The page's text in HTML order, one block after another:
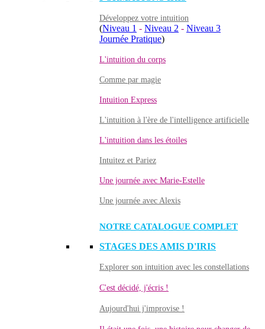
Développez votre intuition
(Niveau 1 - Niveau 2 - Niveau 3
Journée Pratique)
L'intuition du corps
Comme par magie
Intuition Express
L'intuition à l'ère de l'intelligence artificielle
L'intuition dans les étoiles
Intuitez et Pariez
Une journée avec Marie-Estelle
Une journée avec Alexis
NOTRE CATALOGUE COMPLET
STAGES DES AMIS D'IRIS
Explorer son intuition avec les constellations
C'est décidé, j'écris !
Aujourd'hui j'improvise !